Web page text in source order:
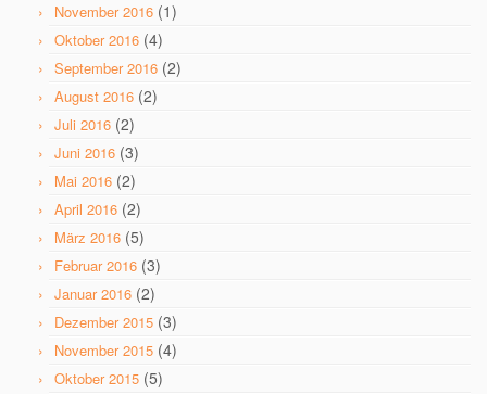
November 2016 (1)
Oktober 2016 (4)
September 2016 (2)
August 2016 (2)
Juli 2016 (2)
Juni 2016 (3)
Mai 2016 (2)
April 2016 (2)
März 2016 (5)
Februar 2016 (3)
Januar 2016 (2)
Dezember 2015 (3)
November 2015 (4)
Oktober 2015 (5)